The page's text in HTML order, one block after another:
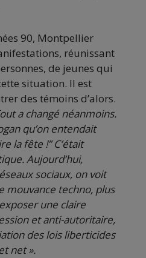
90, Montpellier
réunissant
de jeunes qui
situation. Il est
des témoins d’alors.
a changé néanmoins.
qu’on entendait
la fête !” C’était
Aujourd’hui,
sociaux, on voit
mouvance techno, plus
une claire
et anti-autoritaire,
des lois liberticides
net ».